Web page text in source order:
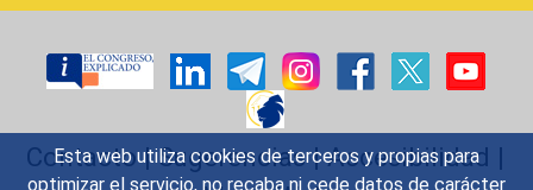
Esta web utiliza cookies de terceros y propias para
optimizar el servicio, no recaba ni cede datos de carácter
Contacto|Sugerencias|Accesibilidad |